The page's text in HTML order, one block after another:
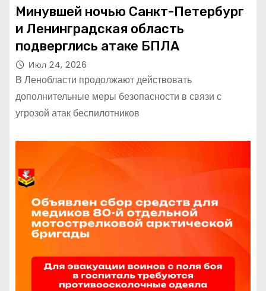
Минувшей ночью Санкт-Петербург
и Ленинградская область
подверглись атаке БПЛА
Июл 24, 2026
В Ленобласти продолжают действовать
дополнительные меры безопасности в связи с
угрозой атак беспилотников